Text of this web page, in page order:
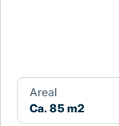
Areal
Ca. 85 m2